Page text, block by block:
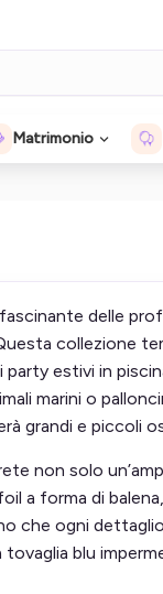
Matrimonio
delle
collezione
party estivi in
marini o
grandi e piccoli
non solo
a forma di
che ogni
blu